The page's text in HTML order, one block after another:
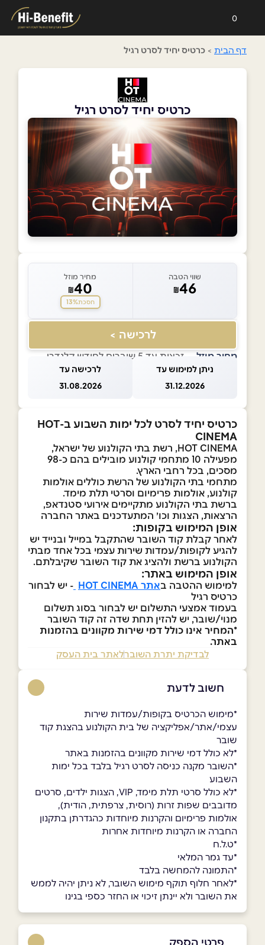
0
דף הבית > כרטיס יחיד לסרט רגיל
כרטיס יחיד לסרט רגיל
שווי הטבה
₪46
מחיר מוזל
₪40
חסכת13%
לרכישה >
מחיר מוזל — זכאות עד 5 שוברים לחודש קלנדרי
ניתן למימוש עד
31.12.2026
לרכישה עד
31.08.2026
כרטיס יחיד לסרט לכל ימות השבוע ב-HOT
CINEMA
HOT CINEMA, רשת בתי הקולנוע של ישראל,
מפעילה 10 מתחמי קולנוע מובילים בהם כ-98
מסכים, בכל רחבי הארץ.
מתחמי בתי הקולנוע של הרשת כוללים אולמות
קולנוע, אולמות פרימיום וסרטי תלת מימד.
ברשת בתי הקולנוע מתקיימים אירועי סטנדאפ,
הרצאות, הצגות וכו׳ המתעדכנים באתר החברה
אופן המימוש בקופות:
לאחר קבלת קוד השובר שהתקבל במייל ובנייד יש
להגיע לקופות/עמדות שירות עצמי בכל אחד מבתי
הקולנוע ברשת ולהציג את קוד השובר שקיבלתם.
אופן המימוש באתר:
למימוש ההטבה באתר HOT CINEMA
- יש לבחור
כרטיס רגיל
בעמוד אמצעי התשלום יש לבחור בסוג תשלום
מנוי/שובר, יש להזין תחת שדה זה קוד השובר
*המחיר אינו כולל דמי שירות מקוונים בהזמנות
באתר.
לבדיקת יתרת השוברלאתר בית העסק
חשוב לדעת
*מימוש הכרטיס בקופות/עמדות שירות
עצמי/אתר/אפליקציה של בית הקולנוע בהצגת קוד
שובר
*לא כולל דמי שירות מקוונים בהזמנות באתר
*השובר מקנה כניסה לסרט רגיל בלבד בכל ימות
השבוע
*לא כולל סרטי תלת מימד, VIP, הצגות ילדים, סרטים
מדובבים שפות זרות (רוסית, צרפתית, הודית),
אולמות פרימיום והקרנות מיוחדות כהגדרתן בתקנון
החברה או הקרנות מיוחדות אחרות
*ט.ל.ח
*עד גמר המלאי
*התמונה להמחשה בלבד
*לאחר חלוף תוקף מימוש השובר, לא ניתן יהיה לממש
את השובר ולא יינתן זיכוי או החזר כספי בגינו
פרטי הספק